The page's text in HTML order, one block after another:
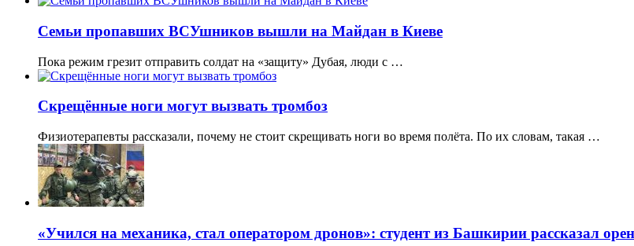
Семьи пропавших ВСУшников вышли на Майдан в Киеве
Пока режим грезит отправить солдат на «защиту» Дубая, люди с …
Скрещённые ноги могут вызвать тромбоз
Физиотерапевты рассказали, почему не стоит скрещивать ноги во время полёта. По их словам, такая …
«Учился на механика, стал оператором дронов»: студент из Башкирии рассказал